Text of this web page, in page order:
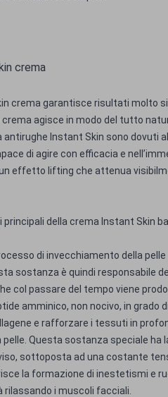
crema
crema garantisce risultati molto
agisce in modo del tutto
antirughe Instant Skin sono dovuti
di agire con efficacia e
effetto lifting che attenua
della crema Instant Skin
di invecchiamento della
sostanza è quindi responsabile
col passare del tempo viene
amminico, non nocivo, in grado
e rafforzare i tessuti in
Questa sostanza speciale ha
sottoposta ad una costante
la formazione di inestetismi e
i muscoli facciali.